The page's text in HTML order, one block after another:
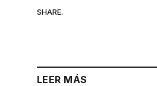
SHARE.
LEER MÁS